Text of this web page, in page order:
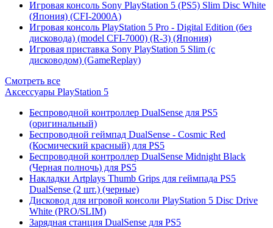
Игровая консоль Sony PlayStation 5 (PS5) Slim Disc White
(Япония) (CFI-2000A)
Игровая консоль PlayStation 5 Pro - Digital Edition (без
дисковода) (model CFI-7000) (R-3) (Япония)
Игровая приставка Sony PlayStation 5 Slim (с
дисководом) (GameReplay)
Смотреть все
Аксессуары PlayStation 5
Беспроводной контроллер DualSense для PS5
(оригинальный)
Беспроводной геймпад DualSense - Cosmic Red
(Космический красный) для PS5
Беспроводной контроллер DualSense Midnight Black
(Черная полночь) для PS5
Накладки Artplays Thumb Grips для геймпада PS5
DualSense (2 шт.) (черные)
Дисковод для игровой консоли PlayStation 5 Disc Drive
White (PRO/SLIM)
Зарядная станция DualSense для PS5